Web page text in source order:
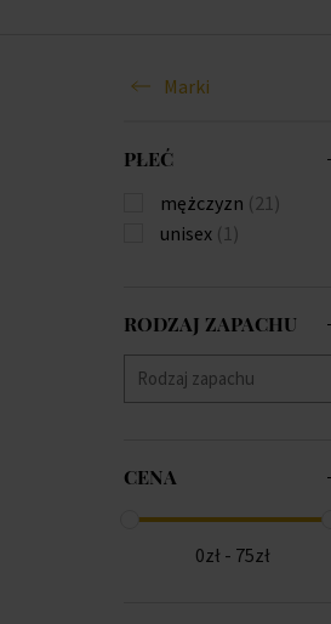
Marki
PŁEĆ
mężczyzn (21)
unisex (1)
RODZAJ ZAPACHU
CENA
0zł - 75zł